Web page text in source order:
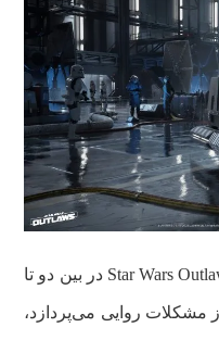
در حالی که تصمیم به قرار دادن Star Wars Outlaws در بین دو تا
مشکلات روایی می‌پردازد،